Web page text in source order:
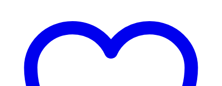
POUR
ACSR
CUIVRE
ALUMINIUM
ACAR
ZEBRA